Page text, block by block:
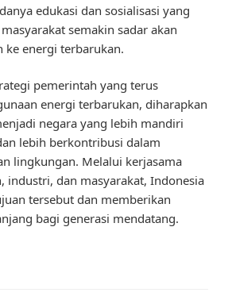
edukasi dan sosialisasi yang
semakin sadar akan
ke energi terbarukan.
pemerintah yang terus
energi terbarukan, diharapkan
negara yang lebih mandiri
lebih berkontribusi dalam
lingkungan. Melalui kerjasama
industri, dan masyarakat, Indonesia
tersebut dan memberikan
bagi generasi mendatang.